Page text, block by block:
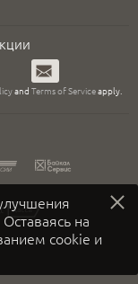
на
cookie и
Подписаться
and Terms of Serviceapply.